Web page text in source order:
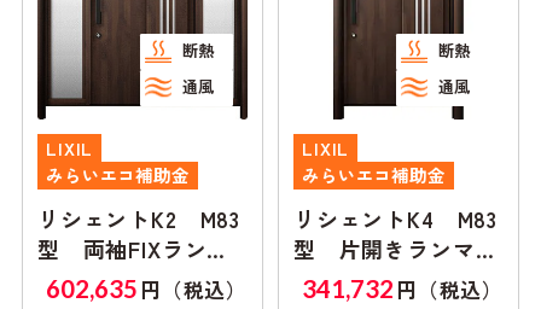
断熱
通風
LIXIL
みらいエコ補助金
リシェントK2 M83
型 両袖FIXランマ
付き
602,635 円（税込）
断熱
通風
LIXIL
みらいエコ補助金
リシェントK4 M83
型 片開きランマ無
し
341,732 円（税込）